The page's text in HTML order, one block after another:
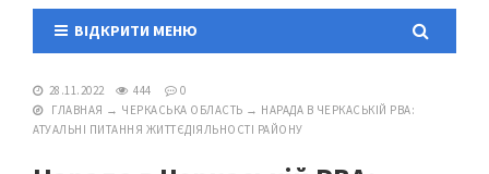
ВІДКРИТИ МЕНЮ
28.11.2022 444
0
ГЛАВНАЯ → ЧЕРКАСЬКА ОБЛАСТЬ → НАРАДА В ЧЕРКАСЬКІЙ РВА:
АТУАЛЬНІ ПИТАННЯ ЖИТТЄДІЯЛЬНОСТІ РАЙОНУ